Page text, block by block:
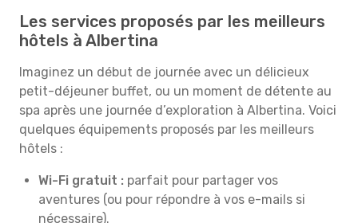
Les services proposés par les meilleurs
hôtels à Albertina
Imaginez un début de journée avec un délicieux
petit-déjeuner buffet, ou un moment de détente au
spa après une journée d’exploration à Albertina. Voici
quelques équipements proposés par les meilleurs
hôtels :
Wi-Fi gratuit : parfait pour partager vos
aventures (ou pour répondre à vos e-mails si
nécessaire).